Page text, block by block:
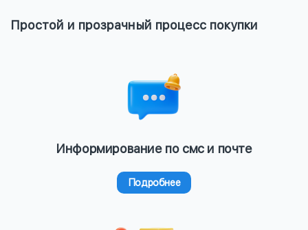
Простой и прозрачный процесс покупки
Информирование по смс и почте
Подробнее